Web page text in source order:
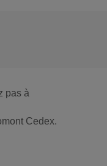
pas à
Cedex.